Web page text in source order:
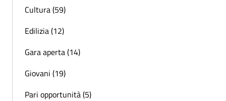
Cultura (59)
Edilizia (12)
Gara aperta (14)
Giovani (19)
Pari opportunità (5)